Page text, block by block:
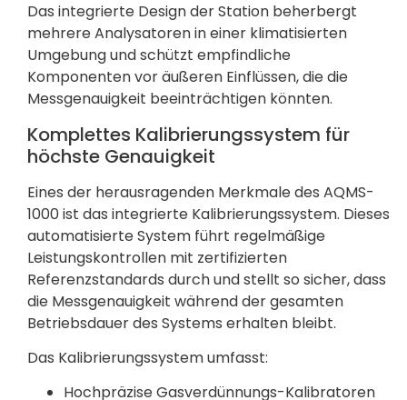
Das integrierte Design der Station beherbergt
mehrere Analysatoren in einer klimatisierten
Umgebung und schützt empfindliche
Komponenten vor äußeren Einflüssen, die die
Messgenauigkeit beeinträchtigen könnten.
Komplettes Kalibrierungssystem für
höchste Genauigkeit
Eines der herausragenden Merkmale des AQMS-
1000 ist das integrierte Kalibrierungssystem. Dieses
automatisierte System führt regelmäßige
Leistungskontrollen mit zertifizierten
Referenzstandards durch und stellt so sicher, dass
die Messgenauigkeit während der gesamten
Betriebsdauer des Systems erhalten bleibt.
Das Kalibrierungssystem umfasst:
Hochpräzise Gasverdünnungs-Kalibratoren